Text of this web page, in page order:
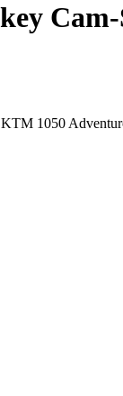
KTM 1050